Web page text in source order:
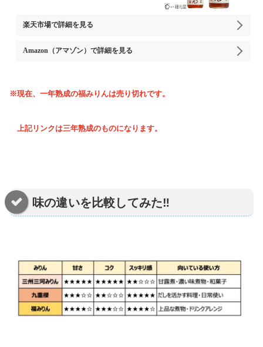
楽天市場で詳細を見る
Amazon（アマゾン） で詳細を見る
※現在、一年熟成の福みりんは売り切れです。
上記リンクは三年熟成のものになります。
味の違いを比較してみた‼️